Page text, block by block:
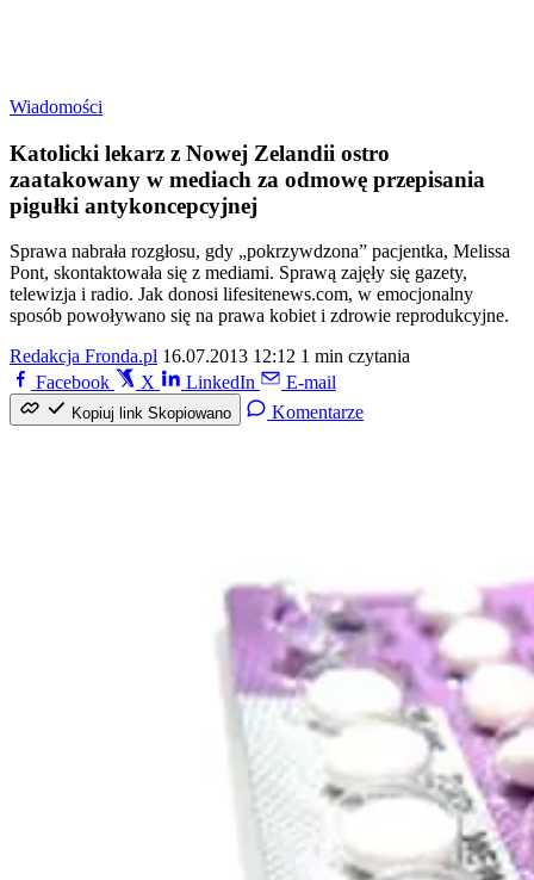
Wiadomości
Katolicki lekarz z Nowej Zelandii ostro
zaatakowany w mediach za odmowę przepisania
pigułki antykoncepcyjnej
Sprawa nabrała rozgłosu, gdy „pokrzywdzona” pacjentka, Melissa
Pont, skontaktowała się z mediami. Sprawą zajęły się gazety,
telewizja i radio. Jak donosi lifesitenews.com, w emocjonalny
sposób powoływano się na prawa kobiet i zdrowie reprodukcyjne.
Redakcja Fronda.pl 16.07.2013 12:12 1 min czytania
Facebook
X LinkedIn E-mail
Kopiuj link Skopiowano Komentarze